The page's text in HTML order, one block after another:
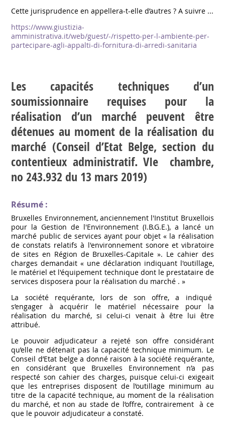
Cette jurisprudence en appellera-t-elle d’autres ? A suivre ...
https://www.giustizia-
amministrativa.it/web/guest/-/rispetto-per-l-ambiente-per-
partecipare-agli-appalti-di-fornitura-di-arredi-sanitaria
Les capacités techniques d’un
soumissionnaire requises pour la
réalisation d’un marché peuvent être
détenues au moment de la réalisation du
marché (Conseil d’Etat Belge, section du
contentieux administratif. VIe chambre,
no 243.932 du 13 mars 2019)
Résumé :
Bruxelles Environnement, anciennement l'Institut Bruxellois
pour la Gestion de l'Environnement (I.B.G.E.), a lancé un
marché public de services ayant pour objet « la réalisation
de constats relatifs à l'environnement sonore et vibratoire
de sites en Région de Bruxelles-Capitale ». Le cahier des
charges demandait « une déclaration indiquant l'outillage,
le matériel et l'équipement technique dont le prestataire de
services disposera pour la réalisation du marché . »
La société requérante, lors de son offre, a indiqué
s’engager à acquérir le matériel nécessaire pour la
réalisation du marché, si celui-ci venait à être lui être
attribué.
Le pouvoir adjudicateur a rejeté son offre considérant
qu’elle ne détenait pas la capacité technique minimum. Le
Conseil d’Etat belge a donné raison à la société requérante,
en considérant que Bruxelles Environnement n’a pas
respecté son cahier des charges, puisque celui-ci exigeait
que les entreprises disposent de l’outillage minimum au
titre de la capacité technique, au moment de la réalisation
du marché, et non au stade de l’offre, contrairement à ce
que le pouvoir adjudicateur a constaté.